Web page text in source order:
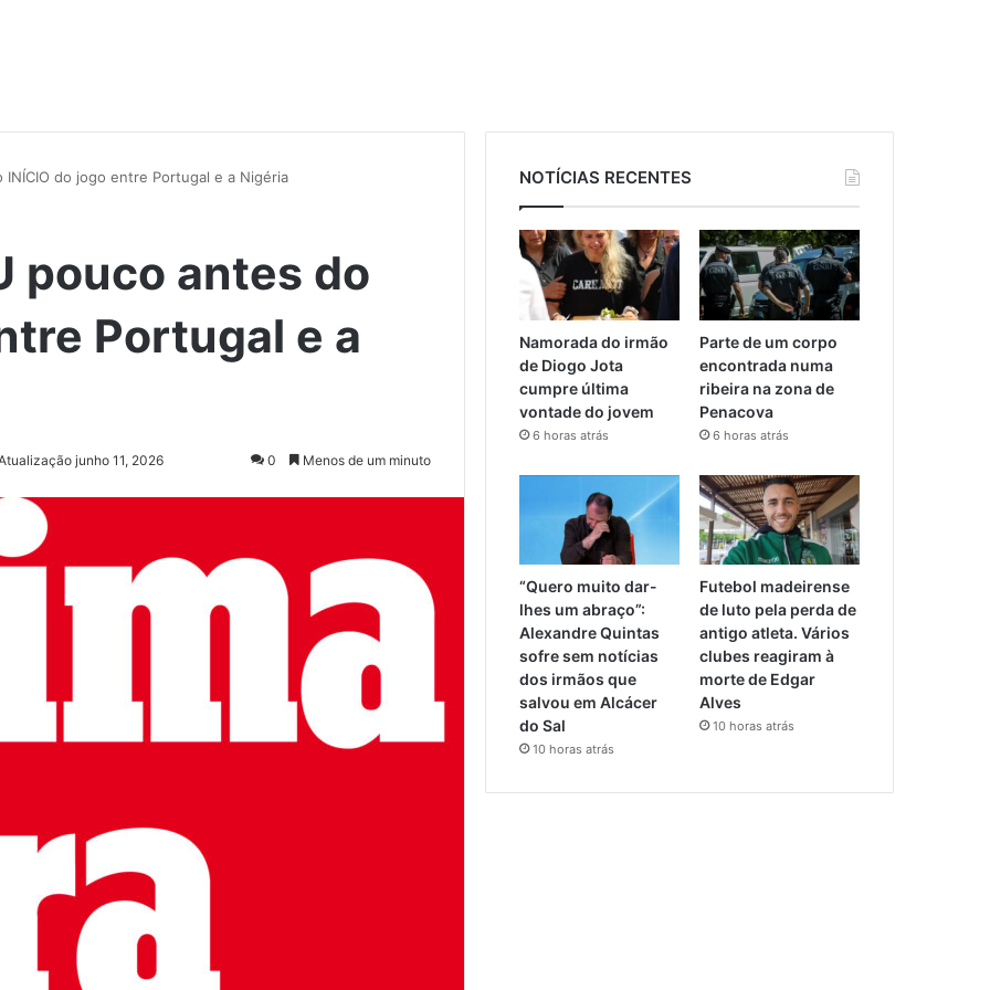
INÍCIO do jogo entre Portugal e a Nigéria
pouco antes do
Portugal e a
junho 11, 2026 0 Menos de um minuto
NOTÍCIAS RECENTES
Namorada do irmão
de Diogo Jota
cumpre última
vontade do jovem
6 horas atrás
Parte de um corpo
encontrada numa
ribeira na zona de
Penacova
6 horas atrás
“Quero muito dar-
lhes um abraço”:
Alexandre Quintas
sofre sem notícias
dos irmãos que
salvou em Alcácer
do Sal
10 horas atrás
Futebol madeirense
de luto pela perda de
antigo atleta. Vários
clubes reagiram à
morte de Edgar
Alves
10 horas atrás